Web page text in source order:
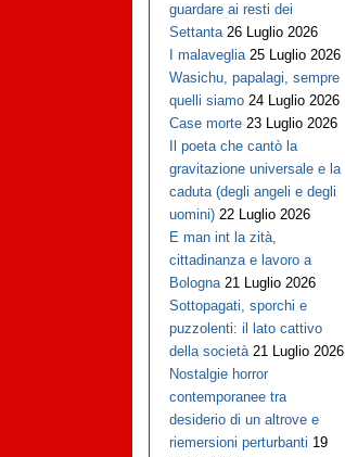
guardare ai resti dei
Settanta 26 Luglio 2026
I malaveglia 25 Luglio 2026
Wasichu, papalagi, sempre
quelli siamo 24 Luglio 2026
Case morte 23 Luglio 2026
Il poeta che cantò la
gravitazione universale e la
caduta (degli angeli e degli
uomini) 22 Luglio 2026
E man int la zità,
cittadinanza e lavoro a
Bologna 21 Luglio 2026
Sottopagati, sporchi e
puzzolenti: il lato cattivo
della società 21 Luglio 2026
Nostalgie horror
contemporanee tra
desiderio di un altrove e
riemersioni perturbanti 19